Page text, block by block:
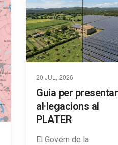
20 JUL, 2026
Guia per presentar
al·legacions al
PLATER
El Govern de la